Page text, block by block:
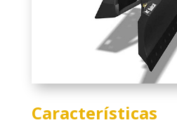
Características